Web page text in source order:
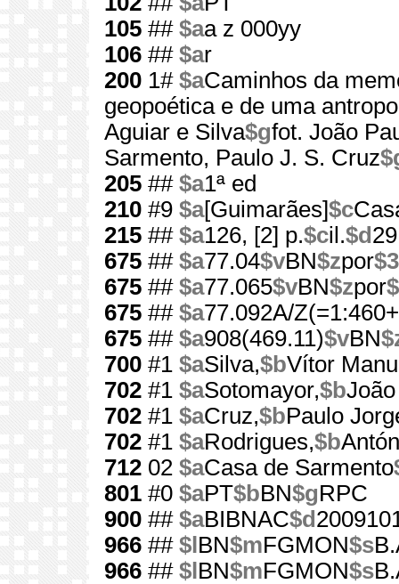
105 ## $aa z 000yy
106 ## $ar
200 1# $aCaminhos da
geopoética e de uma
Aguiar e Silva$gfot. João
Sarmento, Paulo J. S. Cruz
205 ## $a1ª ed
210 #9 $a[Guimarães]$c
215 ## $a126, [2] p.$cil.$d
675 ## $a77.04$vBN$zpor$3
675 ## $a77.065$vBN$zpor
675 ## $a77.092A/
675 ## $a908(469.11)$vBN
700 #1 $aSilva,$bVítor
702 #1 $aSotomayor,$b
702 #1 $aCruz,$bPaulo
702 #1 $aRodrigues,$b
712 02 $aCasa de Sarmento
801 #0 $aPT$bBN$gRPC
900 ## $aBIBNAC$d
966 ## $l BN$mFGMON$s
966 ## $l BN$mFGMON$s